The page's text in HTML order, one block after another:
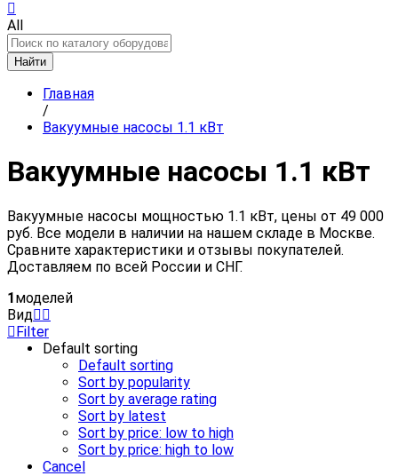
All
Найти
Главная
/
Вакуумные насосы 1.1 кВт
Вакуумные насосы 1.1 кВт
Вакуумные насосы мощностью 1.1 кВт, цены от 49 000
руб. Все модели в наличии на нашем складе в Москве.
Сравните характеристики и отзывы покупателей.
Доставляем по всей России и СНГ.
1моделей
Вид
Filter
Default sorting
Default sorting
Sort by popularity
Sort by average rating
Sort by latest
Sort by price: low to high
Sort by price: high to low
Cancel